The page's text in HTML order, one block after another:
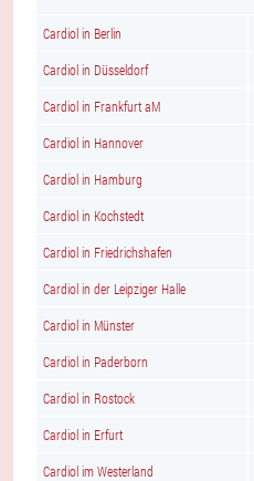
Cardiol in Berlin
Cardiol in Düsseldorf
Cardiol in Frankfurt aM
Cardiol in Hannover
Cardiol in Hamburg
Cardiol in Kochstedt
Cardiol in Friedrichshafen
Cardiol in der Leipziger Halle
Cardiol in Münster
Cardiol in Paderborn
Cardiol in Rostock
Cardiol in Erfurt
Cardiol im Westerland